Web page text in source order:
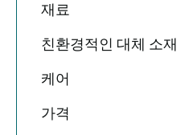
재료
친환경적인 대체 소재
케어
가격